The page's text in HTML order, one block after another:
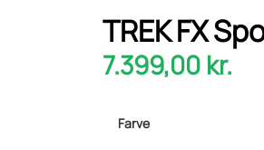
TREK FX
7.399,00 kr.
Farve